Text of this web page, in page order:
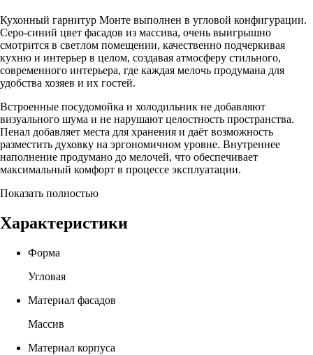
Кухонный гарнитур Монте выполнен в угловой конфигурации.
Серо-синий цвет фасадов из массива, очень выигрышно
смотрится в светлом помещении, качественно подчеркивая
кухню и интерьер в целом, создавая атмосферу стильного,
современного интерьера, где каждая мелочь продумана для
удобства хозяев и их гостей.
Встроенные посудомойка и холодильник не добавляют
визуального шума и не нарушают целостность пространства.
Пенал добавляет места для хранения и даёт возможность
разместить духовку на эргономичном уровне. Внутреннее
наполнение продумано до мелочей, что обеспечивает
максимальный комфорт в процессе эксплуатации.
Показать полностью
Характеристики
Форма
Угловая
Материал фасадов
Массив
Материал корпуса